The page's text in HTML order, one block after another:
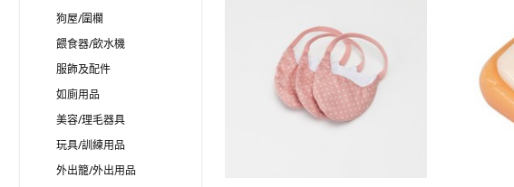
狗屋/圍欄
餵食器/飲水機
服飾及配件
如廁用品
美容/理毛器具
玩具/訓練用品
外出籠/外出用品